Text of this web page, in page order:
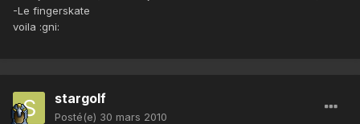
-Le fingerskate
voila :gni:
stargolf
Posté(e) 30 mars 2010